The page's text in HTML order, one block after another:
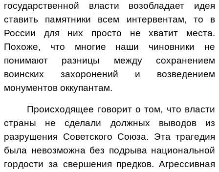
государственной власти возобладает идея
ставить памятники всем интервентам, то в
России для них просто не хватит места.
Похоже, что многие наши чиновники не
понимают разницы между сохранением
воинских захоронений и возведением
монументов оккупантам.
Происходящее говорит о том, что власти
страны не сделали должных выводов из
разрушения Советского Союза. Эта трагедия
была невозможна без подрыва национальной
гордости за свершения предков. Агрессивная